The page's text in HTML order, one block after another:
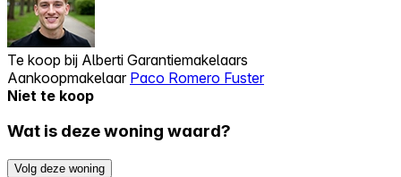
Te koop bij Alberti Garantiemakelaars
Aankoopmakelaar Paco Romero Fuster
Niet te koop
Wat is deze woning waard?
Volg deze woning